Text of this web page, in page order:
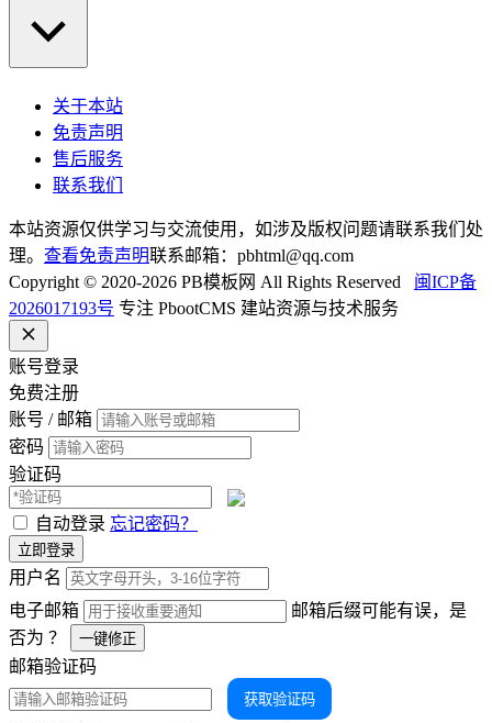
关于本站
免责声明
售后服务
联系我们
本站资源仅供学习与交流使用，如涉及版权问题请联系我们处
理。 查看免责声明联系邮箱：pbhtml@qq.com
Copyright © 2020-2026 PB模板网 All Rights Reserved 闽ICP备
2026017193号 专注 PbootCMS 建站资源与技术服务
账号登录
免费注册
账号 / 邮箱
密码
验证码
自动登录 忘记密码？
立即登录
用户名
电子邮箱
邮箱后缀可能有误，是
否为 ？ 一键修正
邮箱验证码
获取验证码